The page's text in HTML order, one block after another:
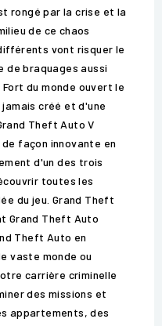
rongé par la crise et la
de ce chaos
vont risquer le
de braquages aussi
du monde ouvert le
créé et d'une
Theft Auto V
façon innovante en
d'un des trois
toutes les
du jeu. Grand Theft
Grand Theft Auto
Theft Auto en
vaste monde ou
carrière criminelle
des missions et
appartements, des